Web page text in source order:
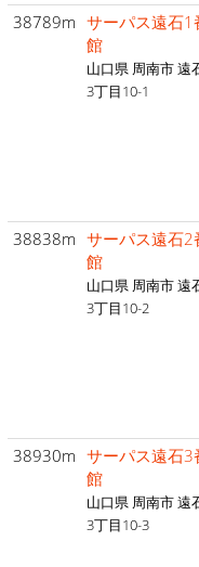
38789m サーパス遠石1
館
山口県 周南市 遠
3丁目10-1
38838m サーパス遠石2
館
山口県 周南市 遠
3丁目10-2
38930m サーパス遠石3
館
山口県 周南市 遠
3丁目10-3